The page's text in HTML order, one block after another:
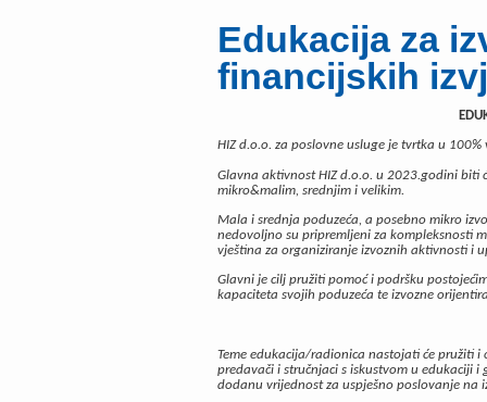
Edukacija za
financijskih
HIZ d.o.o. za poslovne usluge je tvrtka u
Glavna aktivnost HIZ d.o.o. u 2023.godini biti
mikro&malim, srednjim i velikim.
Mala i srednja poduzeća, a posebno mikro
nedovoljno su pripremljeni za kompleksnosti
vještina za organiziranje izvoznih aktivnosti i
Glavni je cilj pružiti pomoć i podršku
kapaciteta svojih poduzeća te izvozne
Teme edukacija/radionica nastojati će pružiti
predavači i stručnjaci s iskustvom u edukaciji
dodanu vrijednost za uspješno poslovanje na